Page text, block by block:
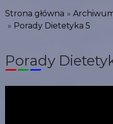
Strona główna
Porady Dietetyka 5
Porady